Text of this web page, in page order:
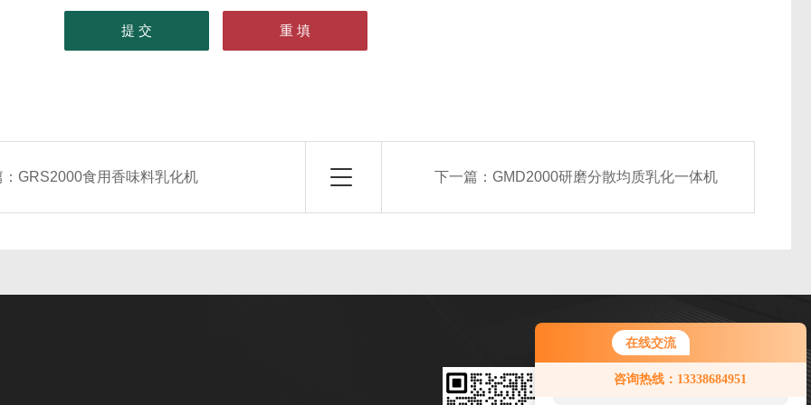
在线交流
咨询热线：13338684951
您好！欢迎前来咨询，很高兴为您
服务，请问您要咨询什么问题呢？
：GRS2000食用香味料乳化机 下一篇： GMD2000研磨分散均质乳化一体机
微信扫一扫